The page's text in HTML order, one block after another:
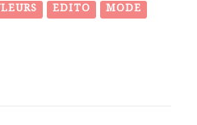
EDITO
MODE